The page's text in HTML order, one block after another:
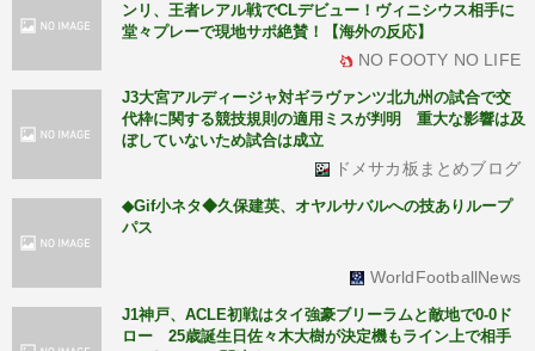
ンリ、王者レアル戦でCLデビュー！ヴィニシウス相手に
堂々プレーで現地サポ絶賛！【海外の反応】
NO FOOTY NO LIFE
J3大宮アルディージャ対ギラヴァンツ北九州の試合で交
代枠に関する競技規則の適用ミスが判明 重大な影響は及
ぼしていないため試合は成立
ドメサカ板まとめブログ
◆Gif小ネタ◆久保建英、オヤルサバルへの技ありループ
パス
WorldFootballNews
J1神戸、ACLE初戦はタイ強豪ブリーラムと敵地で0-0ド
ロー 25歳誕生日佐々木大樹が決定機もライン上で相手